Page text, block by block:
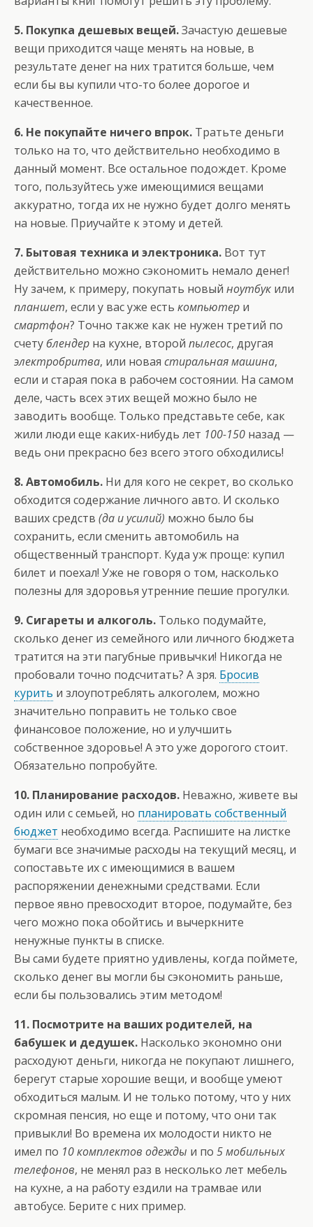
5. Покупка дешевых вещей.Зачастую дешевые
вещи приходится чаще менять на новые, в
результате денег на них тратится больше, чем
если бы вы купили что-то более дорогое и
качественное.
6. Не покупайте ничего впрок. Тратьте деньги
только на то, что действительно необходимо в
данный момент. Все остальное подождет. Кроме
того, пользуйтесь уже имеющимися вещами
аккуратно, тогда их не нужно будет долго менять
на новые. Приучайте к этому и детей.
7. Бытовая техника и электроника. Вот тут
действительно можно сэкономить немало денег!
Ну зачем, к примеру, покупать новый ноутбук или
планшет, если у вас уже есть компьютер и
смартфон? Точно также как не нужен третий по
счетублендер на кухне, второй пылесос, другая
электробритва, или новая стиральная машина,
если и старая пока в рабочем состоянии. На самом
деле, часть всех этих вещей можно было не
заводить вообще. Только представьте себе, как
жили люди еще каких-нибудь лет 100-150 назад —
ведь они прекрасно без всего этого обходились!
8. Автомобиль. Ни для кого не секрет, во сколько
обходится содержание личного авто. И сколько
ваших средств (да и усилий) можно было бы
сохранить, если сменить автомобиль на
общественный транспорт. Куда уж проще: купил
билет и поехал! Уже не говоря о том, насколько
полезны для здоровья утренние пешие прогулки.
9. Сигареты и алкоголь. Только подумайте,
сколько денег из семейного или личного бюджета
тратится на эти пагубные привычки! Никогда не
пробовали точно подсчитать? А зря. Бросив
курить и злоупотреблять алкоголем, можно
значительно поправить не только свое
финансовое положение, но и улучшить
собственное здоровье! А это уже дорогого стоит.
Обязательно попробуйте.
10. Планирование расходов. Неважно, живете вы
один или с семьей, но планировать собственный
бюджет необходимо всегда. Распишите на листке
бумаги все значимые расходы на текущий месяц, и
сопоставьте их с имеющимися в вашем
распоряжении денежными средствами. Если
первое явно превосходит второе, подумайте, без
чего можно пока обойтись и вычеркните
ненужные пункты в списке.
Вы сами будете приятно удивлены, когда поймете,
сколько денег вы могли бы сэкономить раньше,
если бы пользовались этим методом!
11. Посмотрите на ваших родителей, на
бабушек и дедушек. Насколько экономно они
расходуют деньги, никогда не покупают лишнего,
берегут старые хорошие вещи, и вообще умеют
обходиться малым. И не только потому, что у них
скромная пенсия, но еще и потому, что они так
привыкли! Во времена их молодости никто не
имел по 10 комплектов одежды и по 5 мобильных
телефонов, не менял раз в несколько лет мебель
на кухне, а на работу ездили на трамвае или
автобусе. Берите с них пример.